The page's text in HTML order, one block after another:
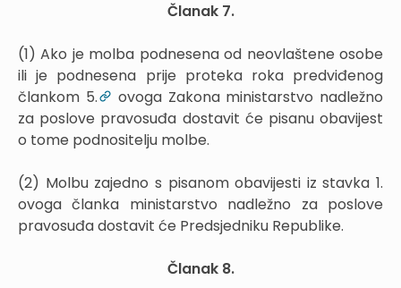
Članak 7.
(1) Ako je molba podnesena od neovlaštene osobe
ili je podnesena prije proteka roka predviđenog
člankom 5.
ovoga Zakona ministarstvo nadležno
za poslove pravosuđa dostavit će pisanu obavijest
o tome podnositelju molbe.
(2) Molbu zajedno s pisanom obavijesti iz stavka 1.
ovoga članka ministarstvo nadležno za poslove
pravosuđa dostavit će Predsjedniku Republike.
Članak 8.